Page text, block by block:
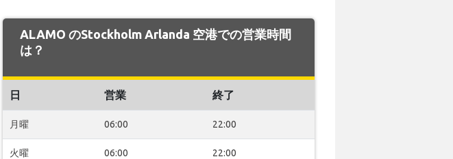
ALAMO のStockholm Arlanda 空港での営業時間
は？
日 営業 終了
月曜 06:00 22:00
火曜 06:00 22:00